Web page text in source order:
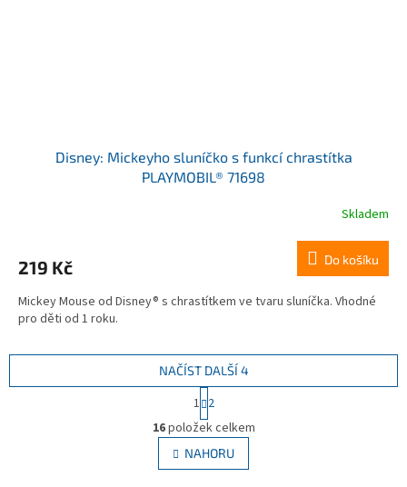
Disney: Mickeyho sluníčko s funkcí chrastítka
PLAYMOBIL® 71698
Skladem
219 Kč Do košíku
Mickey Mouse od Disney® s chrastítkem ve tvaru sluníčka. Vhodné
pro děti od 1 roku.
O
v
l
á
NAČÍST DALŠÍ 4
S
t
r
á
n
k
1 2
16položek celkem
NAHORU